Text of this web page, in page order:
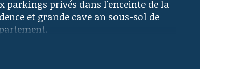
parkings privés dans l'enceinte de la
et grande cave an sous-sol de